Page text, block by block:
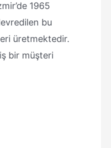
1965
bu
üretmektedir.
bir müşteri